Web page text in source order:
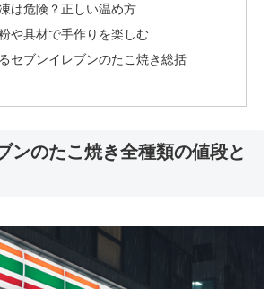
は危険？正しい温め方
や具材で手作りを楽しむ
セブンイレブンのたこ焼き総括
ンのたこ焼き全種類の値段と